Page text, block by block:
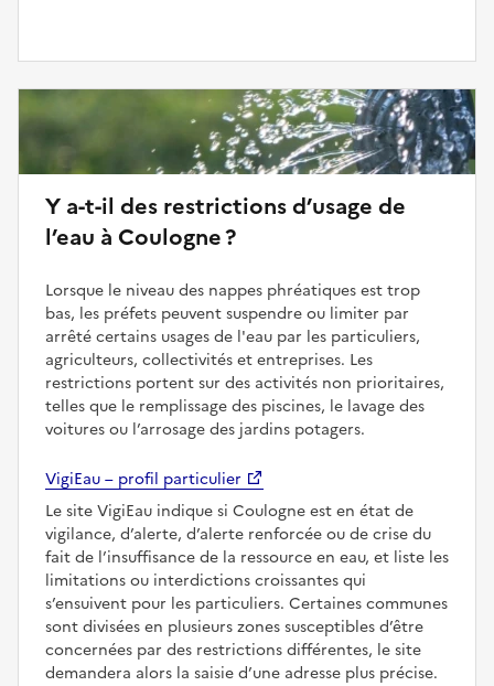
Y a-t-il des restrictions d’usage de
l’eau à Coulogne ?
Lorsque le niveau des nappes phréatiques est trop
bas, les préfets peuvent suspendre ou limiter par
arrêté certains usages de l'eau par les particuliers,
agriculteurs, collectivités et entreprises. Les
restrictions portent sur des activités non prioritaires,
telles que le remplissage des piscines, le lavage des
voitures ou l’arrosage des jardins potagers.
VigiEau – profil particulier
Le site VigiEau indique si Coulogne est en état de
vigilance, d’alerte, d’alerte renforcée ou de crise du
fait de l’insuffisance de la ressource en eau, et liste les
limitations ou interdictions croissantes qui
s’ensuivent pour les particuliers. Certaines communes
sont divisées en plusieurs zones susceptibles d’être
concernées par des restrictions différentes, le site
demandera alors la saisie d’une adresse plus précise.